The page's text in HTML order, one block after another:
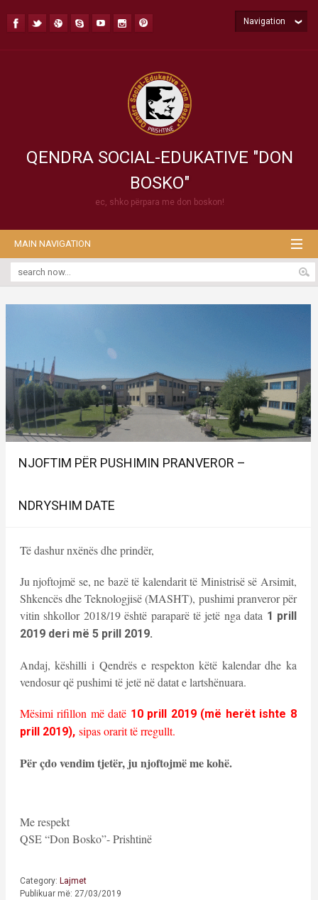
QENDRA SOCIAL-EDUKATIVE "DON
BOSKO"
ec, shko përpara me don boskon!
Navigation
MAIN NAVIGATION
NJOFTIM PËR PUSHIMIN PRANVEROR –
NDRYSHIM DATE
Të dashur nxënës dhe prindër,
Ju njoftojmë se, ne bazë të kalendarit të Ministrisë së Arsimit,
Shkencës dhe Teknologjisë (MASHT), pushimi pranveror për
vitin shkollor 2018/19 është paraparë të jetë nga data 1 prill
2019 deri më 5 prill 2019.
Andaj, këshilli i Qendrës e respekton këtë kalendar dhe ka
vendosur që pushimi të jetë në datat e lartshënuara.
Mësimi rifillon më datë 10 prill 2019 (më herët ishte 8
prill 2019),sipas orarit të rregullt.
Për çdo vendim tjetër, ju njoftojmë me kohë.
Me respekt
QSE “Don Bosko”- Prishtinë
Category: Lajmet
Publikuar më: 27/03/2019